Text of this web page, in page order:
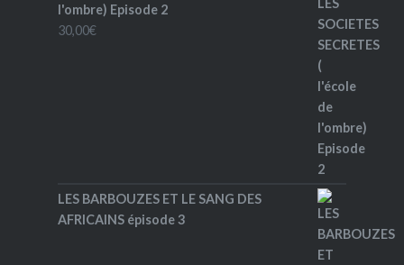
l'ombre) Episode 2
30,00€
LES BARBOUZES ET LE SANG DES
AFRICAINS épisode 3